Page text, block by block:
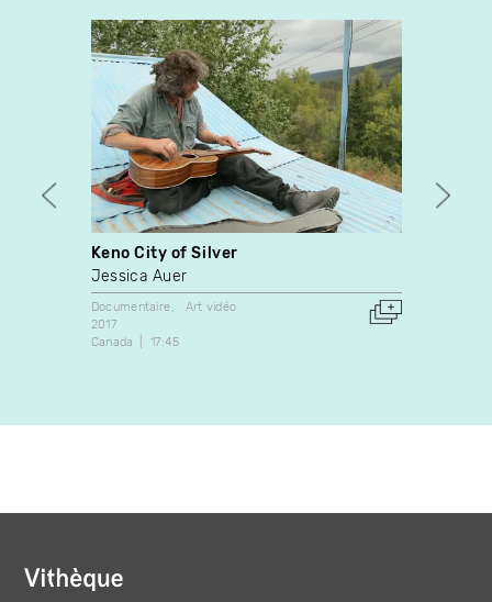
Keno City of Silver
Jessica Auer
Documentaire
Art vidéo
2017
Canada
17:45